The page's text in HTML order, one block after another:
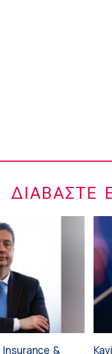
ΔΙΑΒΆΣΤΕ
&